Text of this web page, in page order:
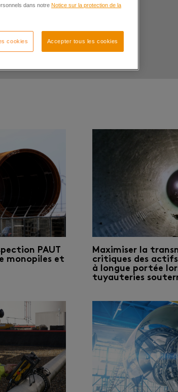
PAUT
monopiles et
Maximiser la
critiques des
à longue portée
tuyauteries
dans notre Notice sur la protection de la
cookies Accepter tous les cookies